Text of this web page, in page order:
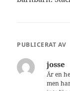
PUBLICERAT AV
josse
Är en
men